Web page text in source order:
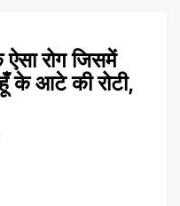
रोग जिसमें
के आटे की रोटी,